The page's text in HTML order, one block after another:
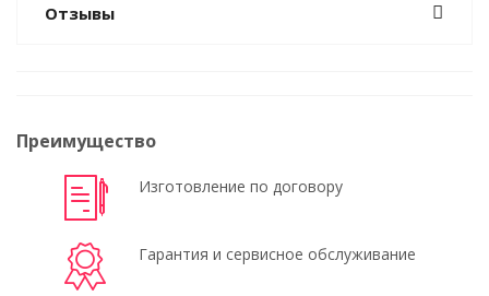
Отзывы
Преимущество
Изготовление по договору
Гарантия и сервисное обслуживание